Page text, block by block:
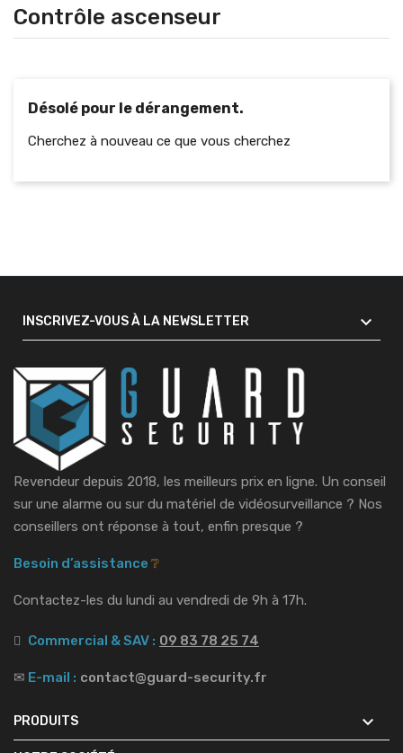
Contrôle ascenseur
Désolé pour le dérangement.
Cherchez à nouveau ce que vous cherchez
INSCRIVEZ-VOUS À LA NEWSLETTER 
Revendeur depuis 2018, les meilleurs prix en ligne. Un conseil
sur une alarme ou sur du matériel de vidéosurveillance ? Nos
conseillers ont réponse à tout, enfin presque ?
Besoin d’assistance ❔
Contactez-les du lundi au vendredi de 9h à 17h.
Commercial & SAV : 09 83 78 25 74
✉ E-mail : contact@guard-security.fr
PRODUITS 